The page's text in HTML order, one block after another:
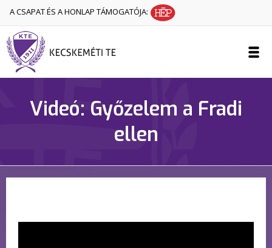
A CSAPAT ÉS A HONLAP TÁMOGATÓJA:
Videó: Győzelem a Fradi
ellen